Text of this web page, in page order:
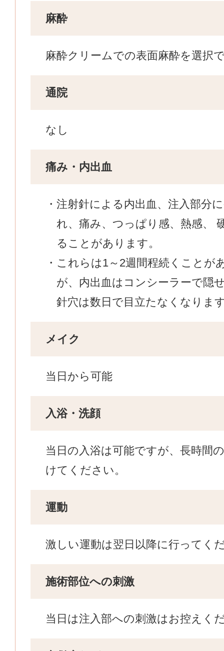
麻酔
麻酔クリームでの表面麻酔を選択
通院
なし
痛み・内出血
注射針による内出血、注入部分
れ、痛み、つっぱり感、熱感、
ることがあります。
これらは1～2週間程続くことが
が、内出血はコンシーラーで隠
針穴は数日で目立たなくなりま
メイク
当日から可能
入浴・洗顔
当日の入浴は可能ですが、長時間
けてください。
運動
激しい運動は翌日以降に行ってく
施術部位への刺激
当日は注入部への刺激はお控えく